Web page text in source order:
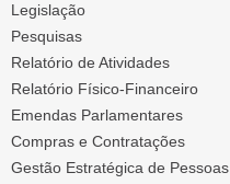
Legislação
Pesquisas
Relatório de Atividades
Relatório Físico-Financeiro
Emendas Parlamentares
Compras e Contratações
Gestão Estratégica de Pessoas